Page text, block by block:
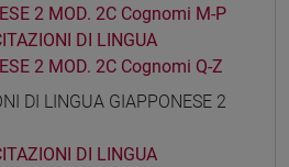
2 MOD. 2C Cognomi M-P
DI LINGUA
2 MOD. 2C Cognomi Q-Z
DI LINGUA GIAPPONESE 2
DI LINGUA